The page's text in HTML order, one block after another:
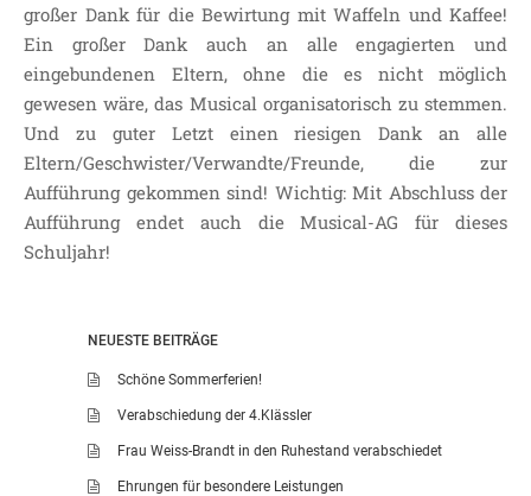
großer Dank für die Bewirtung mit Waffeln und Kaffee!
Ein großer Dank auch an alle engagierten und
eingebundenen Eltern, ohne die es nicht möglich
gewesen wäre, das Musical organisatorisch zu stemmen.
Und zu guter Letzt einen riesigen Dank an alle
Eltern/Geschwister/Verwandte/Freunde, die zur
Aufführung gekommen sind! Wichtig: Mit Abschluss der
Aufführung endet auch die Musical-AG für dieses
Schuljahr!
NEUESTE BEITRÄGE
Schöne Sommerferien!
Verabschiedung der 4.Klässler
Frau Weiss-Brandt in den Ruhestand verabschiedet
Ehrungen für besondere Leistungen